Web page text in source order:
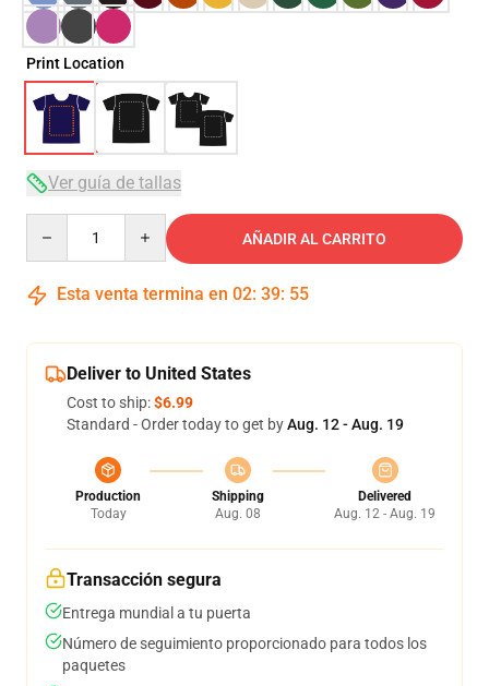
Print Location
Ver guía de tallas
AÑADIR AL CARRITO
Esta venta termina en 02: 39: 54
Deliver to United States
Cost to ship:$6.99
Standard - Order today to get byAug. 12 - Aug. 19
Production
Today
Shipping
Aug. 08
Delivered
Aug. 12 - Aug. 19
Transacción segura
Entrega mundial a tu puerta
Número de seguimiento proporcionado para todos los
paquetes